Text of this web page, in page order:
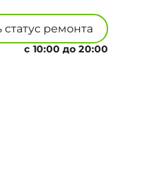
ремонта
с 10:00 до 20:00